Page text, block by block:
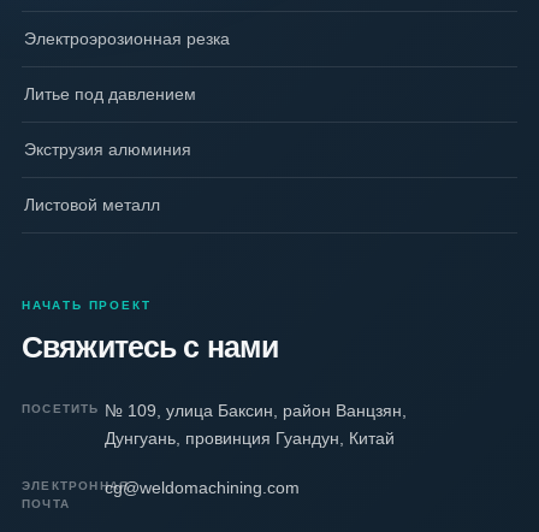
Электроэрозионная резка
Литье под давлением
Экструзия алюминия
Листовой металл
НАЧАТЬ ПРОЕКТ
Свяжитесь с нами
ПОСЕТИТЬ
№ 109, улица Баксин, район Ванцзян,
Дунгуань, провинция Гуандун, Китай
ЭЛЕКТРОННАЯ
ПОЧТА
cg@weldomachining.com